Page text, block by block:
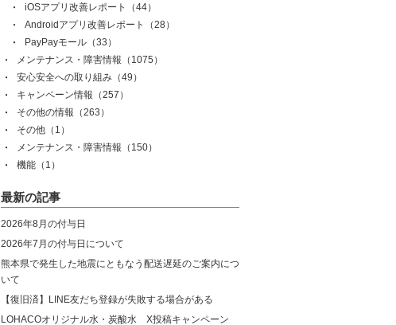
iOSアプリ改善レポート
（44）
Androidアプリ改善レポート
（28）
PayPayモール （33）
メンテナンス・障害情報 （1075）
安心安全への取り組み （49）
キャンペーン情報 （257）
その他の情報 （263）
その他 （1）
メンテナンス・障害情報 （150）
機能 （1）
最新の記事
2026年8月の付与日
2026年7月の付与日について
熊本県で発生した地震にともなう配送遅延のご案内につ
いて
【復旧済】LINE友だち登録が失敗する場合がある
LOHACOオリジナル水・炭酸水 X投稿キャンペーン